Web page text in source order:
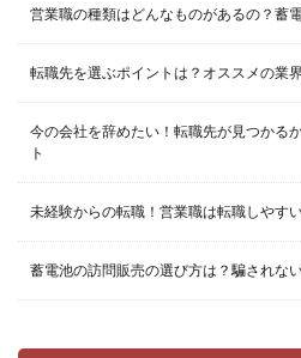
営業職の種類はどんなものがあるの？蓄
転職先を選ぶポイントは？オススメの業
今の会社を辞めたい！転職先が見つかる
ト
未経験からの転職！営業職は転職しやす
蓄電池の訪問販売の選び方は？騙されな